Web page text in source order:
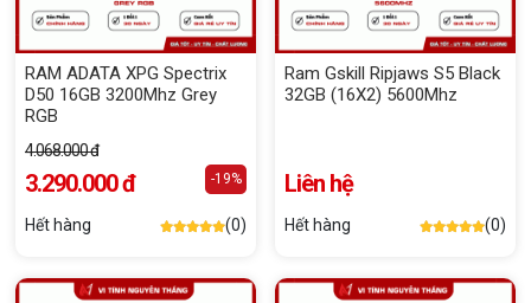
RAM ADATA XPG Spectrix
D50 16GB 3200Mhz Grey
RGB
4.068.000 đ
3.290.000 đ -19%
Hết hàng (0)
Ram Gskill Ripjaws S5 Black
32GB (16X2) 5600Mhz
Liên hệ
Hết hàng (0)